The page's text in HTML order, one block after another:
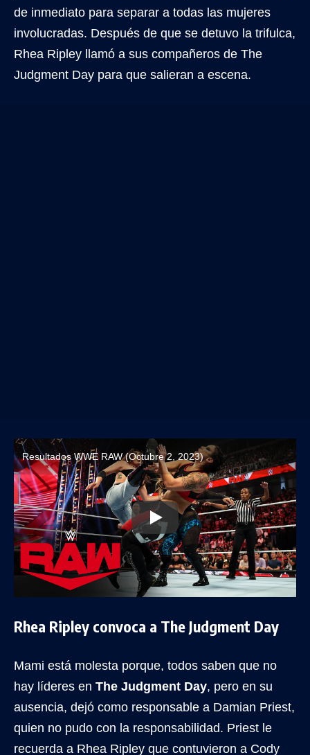
de inmediato para separar a todas las mujeres
involucradas. Después de que se detuvo la trifulca,
Rhea Ripley llamó a sus compañeros de The
Judgment Day para que salieran a escena.
Resultados WWE RAW (Octubre 2, 2023)
Rhea Ripley convoca a The Judgment Day
Mami está molesta porque, todos saben que no
hay líderes en The Judgment Day, pero en su
ausencia, dejó como responsable a Damian Priest,
quien no pudo con la responsabilidad. Priest le
recuerda a Rhea Ripley que contuvieron a Cody